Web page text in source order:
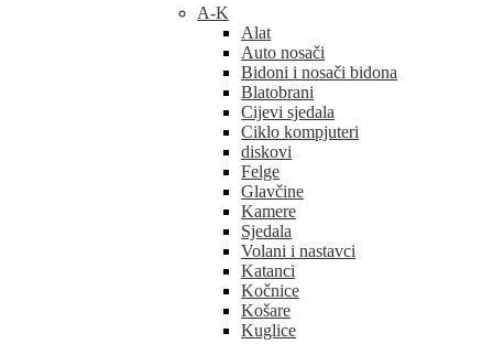
A-K
Alat
Auto nosači
Bidoni i nosači bidona
Blatobrani
Cijevi sjedala
Ciklo kompjuteri
diskovi
Felge
Glavčine
Kamere
Sjedala
Volani i nastavci
Katanci
Kočnice
Košare
Kuglice